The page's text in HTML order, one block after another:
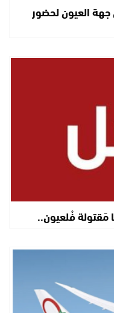
العيون لحضور
مَقتولة فْلعيون..